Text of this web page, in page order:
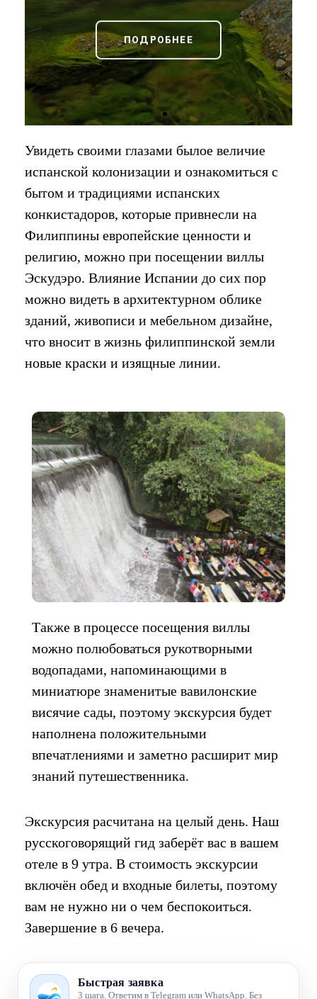
Увидеть своими глазами былое величие
испанской колонизации и ознакомиться с
бытом и традициями испанских
конкистадоров, которые привнесли на
Филиппины европейские ценности и
религию, можно при посещении виллы
Эскудэро. Влияние Испании до сих пор
можно видеть в архитектурном облике
зданий, живописи и мебельном дизайне,
что вносит в жизнь филиппинской земли
новые краски и изящные линии.
Также в процессе посещения виллы
можно полюбоваться рукотворными
водопадами, напоминающими в
миниатюре знаменитые вавилонские
висячие сады, поэтому экскурсия будет
наполнена положительными
впечатлениями и заметно расширит мир
знаний путешественника.
Экскурсия расчитана на целый день. Наш
русскоговорящий гид заберёт вас в вашем
отеле в 9 утра. В стоимость экскурсии
включён обед и входные билеты, поэтому
вам не нужно ни о чем беспокоиться.
Завершение в 6 вечера.
Быстрая заявка
3 шага. Ответим в Telegram или WhatsApp. Без